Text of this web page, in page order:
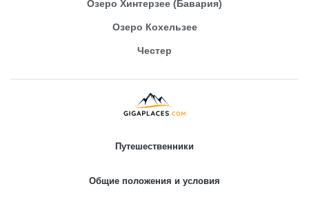
Озеро Хинтерзее (Бавария)
Озеро Кохельзее
Честер
Путешественники
Общие положения и условия